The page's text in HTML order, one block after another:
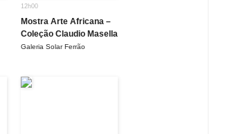
12h00
Mostra Arte Africana –
Coleção Claudio Masella
Galeria Solar Ferrão